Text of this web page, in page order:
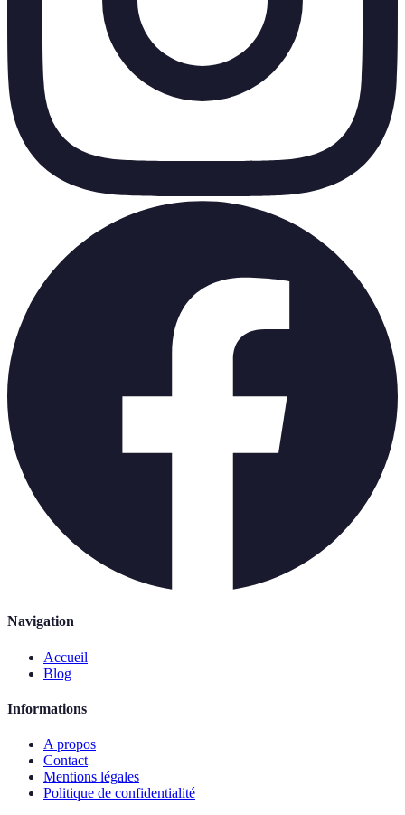
Navigation
Accueil
Blog
Informations
A propos
Contact
Mentions légales
Politique de confidentialité